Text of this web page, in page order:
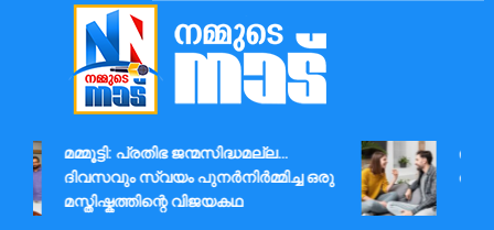
Nammude Naadu
മമ്മൂട്ടി: പ്രതിഭ ജന്മസിദ്ധമല്ല…
ദിവസവും സ്വയം പുനർനിർമ്മിച്ച ഒരു
മസ്തിഷ്കത്തിന്റെ വിജയകഥ